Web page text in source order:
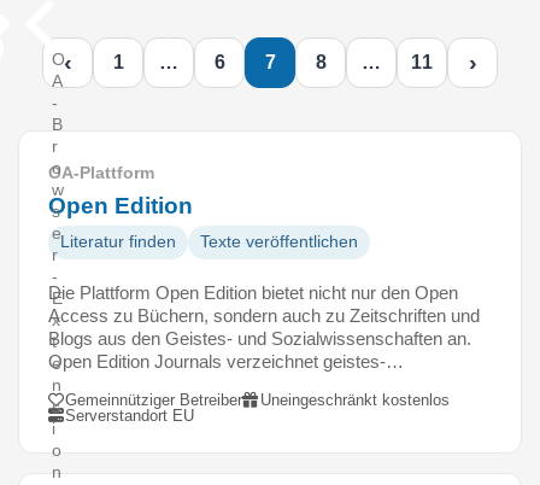
O
A
-
B
r
o
w
s
e
r
-
E
x
t
e
n
s
i
o
n
‹ 1 … 6 7 8 … 11 ›
OA-Plattform
Open Edition
Literatur finden Texte veröffentlichen
Die Plattform Open Edition bietet nicht nur den Open
Access zu Büchern, sondern auch zu Zeitschriften und
Blogs aus den Geistes- und Sozialwissenschaften an.
Open Edition Journals verzeichnet geistes-…
Gemeinnütziger Betreiber
Uneingeschränkt kostenlos
Serverstandort EU